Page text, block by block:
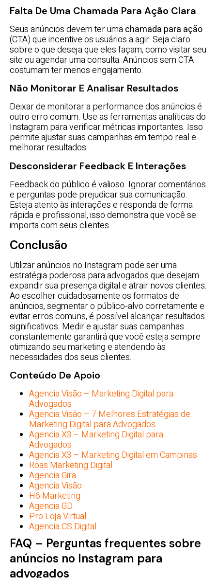
Falta De Uma Chamada Para Ação Clara
Seus anúncios devem ter umachamada para ação
(CTA) que incentive os usuários a agir. Seja claro
sobre o que deseja que eles façam, como visitar seu
site ou agendar uma consulta. Anúncios sem CTA
costumam ter menos engajamento.
Não Monitorar E Analisar Resultados
Deixar de monitorar a performance dos anúncios é
outro erro comum. Use as ferramentas analíticas do
Instagram para verificar métricas importantes. Isso
permite ajustar suas campanhas em tempo real e
melhorar resultados.
Desconsiderar Feedback E Interações
Feedback do público é valioso. Ignorar comentários
e perguntas pode prejudicar sua comunicação.
Esteja atento às interações e responda de forma
rápida e profissional, isso demonstra que você se
importa com seus clientes.
Conclusão
Utilizar anúncios no Instagram pode ser uma
estratégia poderosa para advogados que desejam
expandir sua presença digital e atrair novos clientes.
Ao escolher cuidadosamente os formatos de
anúncios, segmentar o público-alvo corretamente e
evitar erros comuns, é possível alcançar resultados
significativos. Medir e ajustar suas campanhas
constantemente garantirá que você esteja sempre
otimizando seu marketing e atendendo às
necessidades dos seus clientes.
Conteúdo De Apoio
Agencia Visão – Marketing Digital para
Advogados
Agencia Visão – 7 Melhores Estratégias de
Marketing Digital para Advogados
Agencia X3 – Marketing Digital para
Advogados
Agencia X3 – Marketing Digital em Campinas
Roas Marketing Digital
Agencia Gira
Agencia Visão
H6 Marketing
Agencia GD
Pro Loja Virtual
Agencia CS Digital
FAQ – Perguntas frequentes sobre
anúncios no Instagram para
advogados